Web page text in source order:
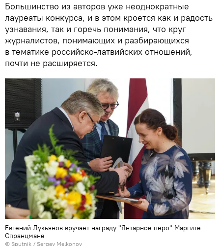
Большинство из авторов уже неоднократные
лауреаты конкурса, и в этом кроется как и радость
узнавания, так и горечь понимания, что круг
журналистов, понимающих и разбирающихся
в тематике российско-латвийских отношений,
почти не расширяется.
Евгений Лукьянов вручает награду "Янтарное перо" Маргите
Спранцмане
© Sputnik / Sergey Melkonov